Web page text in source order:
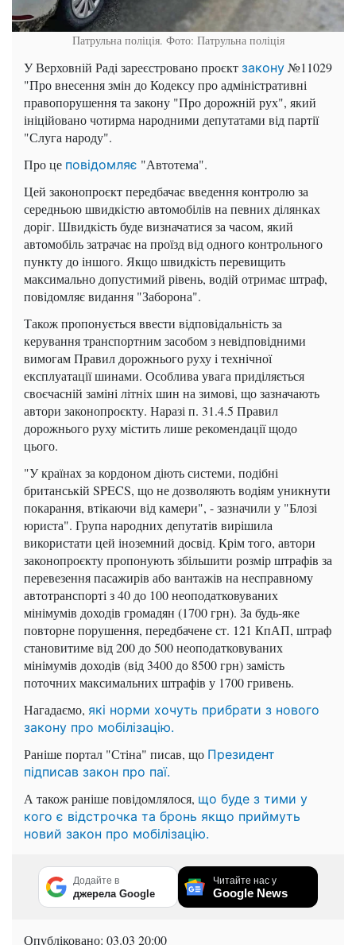
Патрульна поліція. Фото: Патрульна поліція
У Верховній Раді зареєстровано проєкт закону №11029
"Про внесення змін до Кодексу про адміністративні
правопорушення та закону "Про дорожній рух", який
ініційовано чотирма народними депутатами від партії
"Слуга народу".
Про це повідомляє "Автотема".
Цей законопроєкт передбачає введення контролю за
середньою швидкістю автомобілів на певних ділянках
доріг. Швидкість буде визначатися за часом, який
автомобіль затрачає на проїзд від одного контрольного
пункту до іншого. Якщо швидкість перевищить
максимально допустимий рівень, водій отримає штраф,
повідомляє видання "Заборона".
Також пропонується ввести відповідальність за
керування транспортним засобом з невідповідними
вимогам Правил дорожнього руху і технічної
експлуатації шинами. Особлива увага приділяється
своєчасній заміні літніх шин на зимові, що зазначають
автори законопроєкту. Наразі п. 31.4.5 Правил
дорожнього руху містить лише рекомендації щодо
цього.
"У країнах за кордоном діють системи, подібні
британській SPECS, що не дозволяють водіям уникнути
покарання, втікаючи від камери", - зазначили у "Блозі
юриста". Група народних депутатів вирішила
використати цей іноземний досвід. Крім того, автори
законопроєкту пропонують збільшити розмір штрафів за
перевезення пасажирів або вантажів на несправному
автотранспорті з 40 до 100 неоподатковуваних
мінімумів доходів громадян (1700 грн). За будь-яке
повторне порушення, передбачене ст. 121 КпАП, штраф
становитиме від 200 до 500 неоподатковуваних
мінімумів доходів (від 3400 до 8500 грн) замість
поточних максимальних штрафів у 1700 гривень.
Нагадаємо, які норми хочуть прибрати з нового
закону про мобілізацію.
Раніше портал "Стіна" писав, що Президент
підписав закон про паї.
А також раніше повідомлялося, що буде з тими у
кого є відстрочка та бронь якщо приймуть
новий закон про мобілізацію.
Додайте в
джерела Google
Читайте нас у
Google News
Опубліковано: 03.03 20:00